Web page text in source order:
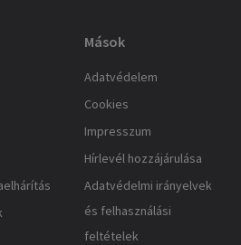
Mások
Adatvédelem
Cookies
Impresszum
Hírlevél hozzájárulása
Adatvédelmi irányelvek
és felhasználási
feltételek